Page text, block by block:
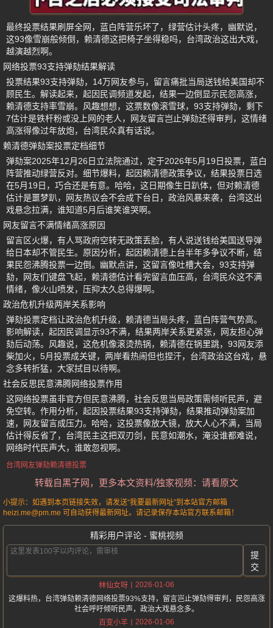
最终投票结果刷屏全网，蓝白阵营乐坏了，绿营估计头疼，幽默说，
这93像雪崩般倾倒，赖清德这把椅子坐得稳吗，台湾政治这出大戏，
越演越烈啊。
网络投票93支持弹劾结果解读
投票结果93支持弹劾，14万网友参与，留言痛批当局送钱给美国却不
顾民生。解读起来，起因民调频道发起，结果一边倒显示民怨高涨，
赖清德支持率雪崩。风趣想想，这票数像滚雪球，93支持弹劾，剩下
7估计是铁杆粉或没上网的老人，网友留言岂止弹劾还得审判，这情绪
高涨得像过年放炮，台湾民众真有话说。
赖清德弹劾案投票定档细节
弹劾案2025年12月26日立法院通过，定于2026年5月19日投票，蓝白
阵营推动绿营反对。细节爆料，起因赖清德政策争议，结果投票日选
在5月19日，巧合还是有意。哈哈，这日期像生日趴体，但对赖清德
估计是噩梦趴，网友热议会不会成下台日，政治风暴来袭，台湾这出
戏悬念拉满，谁知道5月后谁笑谁哭啊。
网友留言不满情绪高涨原因
留言区火爆，有人骂政府空转无政策丢脸，有人说送钱给美国送导弹
给日本却不管民生。原因分析，起因赖清德上台半年多争议不断，结
果民怨沸腾投票一边倒。幽默点讲，这留言像吐槽大会，93支持弹
劾，网友们键盘飞起，赖清德估计看完留言血压高，台湾民众这不满
情绪，像火山喷发，压抑太久总得爆啊。
政治危机升级两岸关系影响
弹劾投票定档让政治危机升级，赖清德当局头疼，蓝白阵营气势高。
影响解读，起因民调显示93不满，结果两岸关系更紧张，网友担心弹
劾后动荡。风趣说，这危机像滚烫热锅，赖清德在锅里跳，93网友添
柴加火，5月投票成关键，两岸看热闹但也捏汗，台湾政治这台戏，悬
念多转折猛，大家拭目以待啊。
社会反思民意沸腾网络投票作用
这网络投票虽非官方但民意沸腾，社会反思当局政策需倾听民声，避
免空转。作用分析，起因投票结果93支持弹劾，结果推动弹劾案加
速，网友留言成压力。哈哈，这投票像放大镜，放大人心不满，当局
估计得反省了，台湾民主这把双刃剑，民意如潮水，淹没谁都难说，
网络时代民声大，谁敢忽视啊。
台湾网友弹劾赖清德投票
转载自黑子网，更多本文资料/独家视频：请看原文
小提示：如遇到本页链接失效，请发送“我要最新网址”到本站官方邮箱
heizi.me@pm.me 可自动获得最新网址。请记录保存本站官方联系邮箱！
精彩用户评论 - 蜜桃视频
提
交
林仙女呀
2026-01-06
这爆料热，台湾弹劾赖清德网络投票93%支持，留言岂止弹劾得审判，民怨高涨
社会呼吁倾听民声，政治大戏悬念多。
百变小羊
2026-01-06